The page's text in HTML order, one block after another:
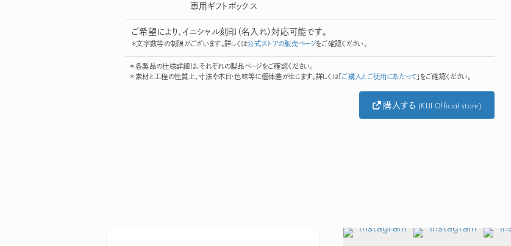
専用ギフトボックス
ご希望により、イニシャル刻印（名入れ）対応可能です。
＊文字数等の制限がございます。詳しくは公式ストアの販売ページをご確認ください。
各製品の仕様詳細は、それぞれの製品ページをご確認ください。
素材と工程の性質上、寸法や木目・色味等に個体差が生じます。詳しくは「ご購入とご使用にあたって 」をご確認ください。
購入する (KIJI Official store)